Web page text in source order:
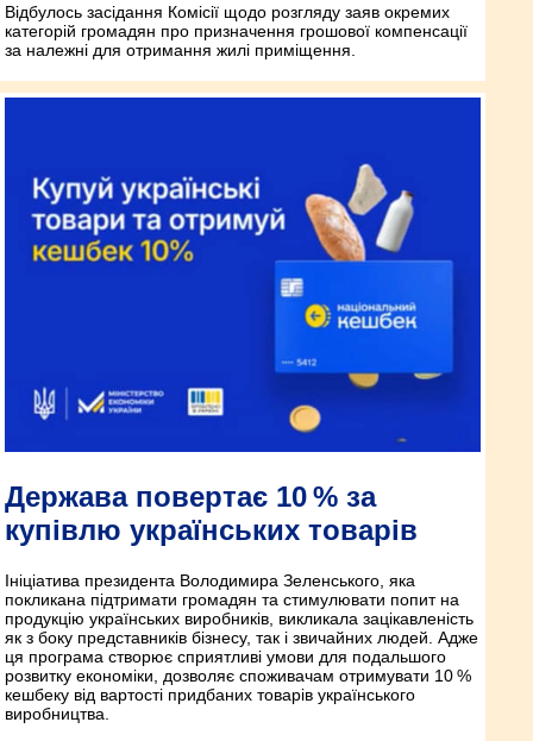
Відбулось засідання Комісії щодо розгляду заяв окремих
категорій громадян про призначення грошової компенсації
за належні для отримання жилі приміщення.
Держава повертає 10 % за
купівлю українських товарів
Ініціатива президента Володимира Зеленського, яка
покликана підтримати громадян та стимулювати попит на
продукцію українських виробників, викликала зацікавленість
як з боку представників бізнесу, так і звичайних людей. Адже
ця програма створює сприятливі умови для подальшого
розвитку економіки, дозволяє споживачам отримувати 10 %
кешбеку від вартості придбаних товарів українського
виробництва.